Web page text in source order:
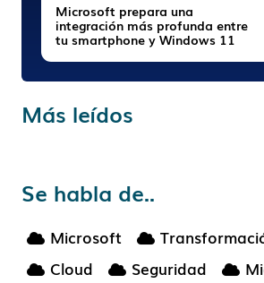
Microsoft prepara una
integración más profunda entre
tu smartphone y Windows 11
Más leídos
Se habla de..
Microsoft
Cloud
Seguridad